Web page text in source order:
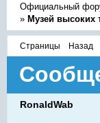
Официальный
» Музей высоких
Страницы Назад
RonaldWab